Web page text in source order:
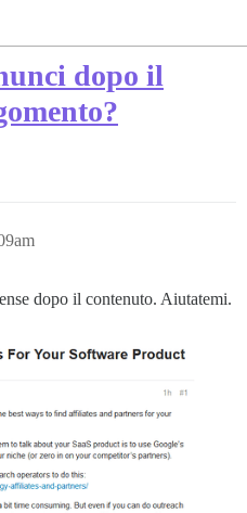
dopo il
dopo il contenuto. Aiutatemi.